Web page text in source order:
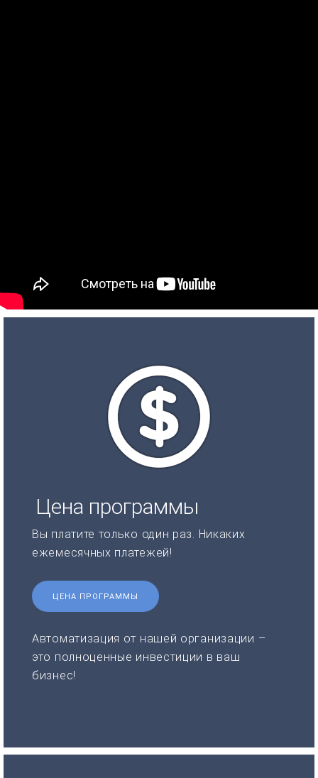
Цена программы
Вы платите только один раз. Никаких
ежемесячных платежей!
ЦЕНА ПРОГРАММЫ
Автоматизация от нашей организации –
это полноценные инвестиции в ваш
бизнес!